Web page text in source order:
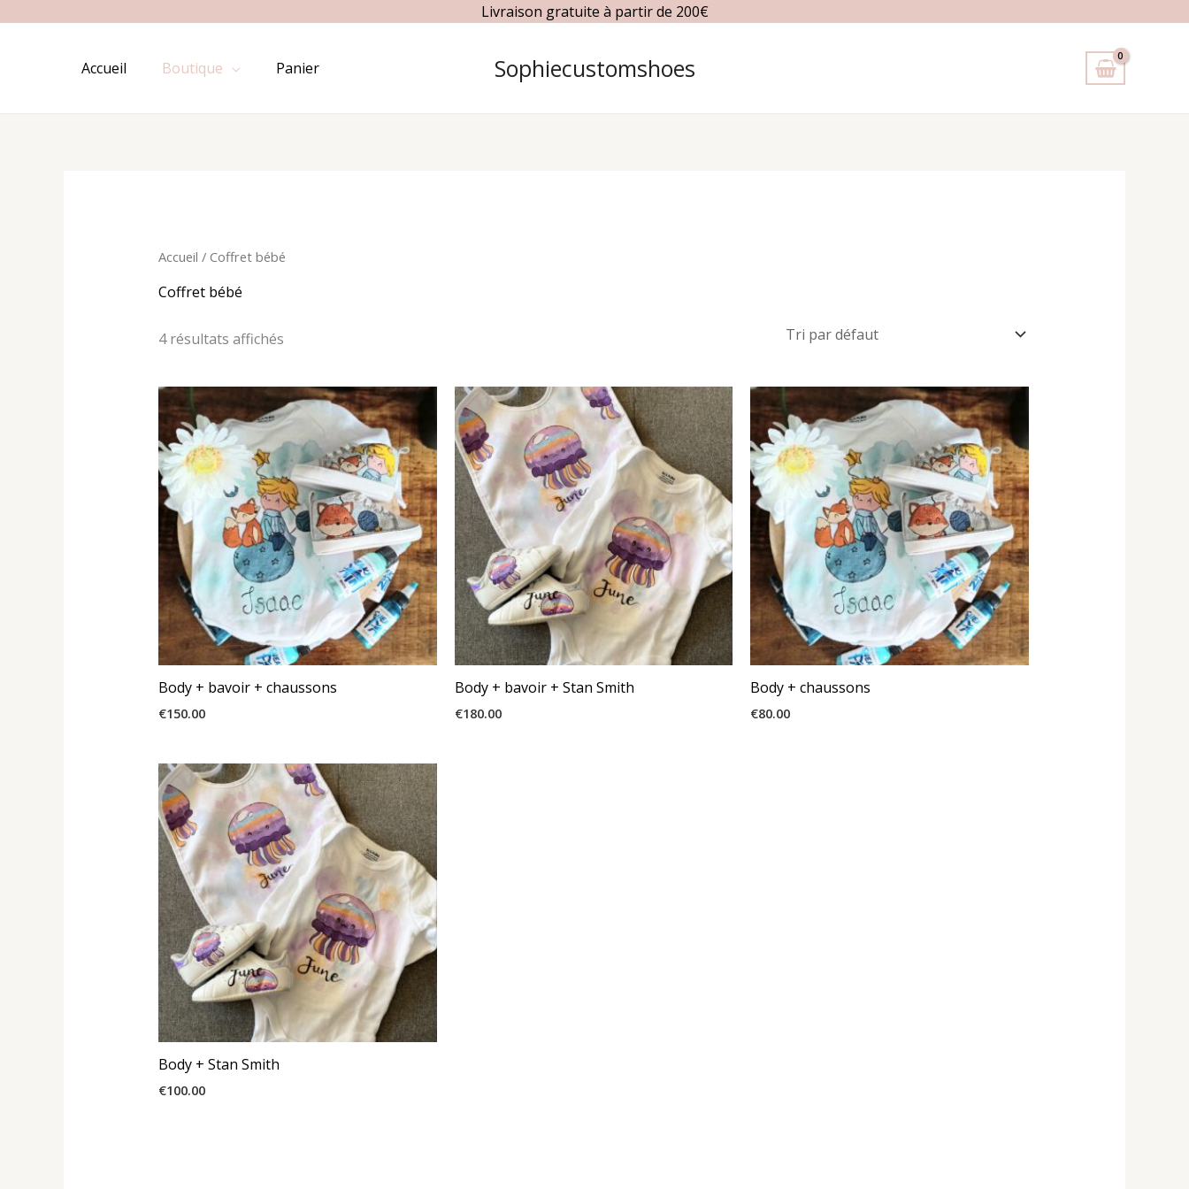
Livraison gratuite à partir de 200€
Accueil Boutique Panier Sophiecustomshoes
Accueil / Coffret bébé
Coffret bébé
4 résultats affichés
Body + bavoir + chaussons
€150.00
Body + bavoir + Stan Smith
€180.00
Body + chaussons
€80.00
Body + Stan Smith
€100.00